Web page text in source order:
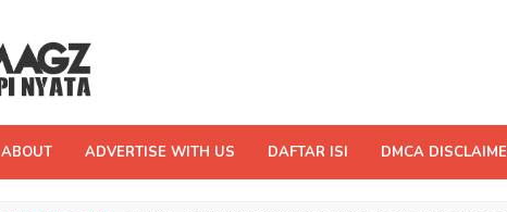
ABOUT ADVERTISE WITH US DAFTAR ISI DMCA